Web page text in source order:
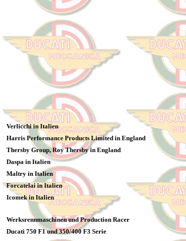
Verlicchi in Italien
Harris Performance Products Limited in England
Thersby Group, Roy Thersby in England
Daspa in Italien
Maltry in Italien
Forcatelai in Italien
Icomek in Italien
Werksrennmaschinen und Production Racer
Ducati 750 F1 und 350/400 F3 Serie